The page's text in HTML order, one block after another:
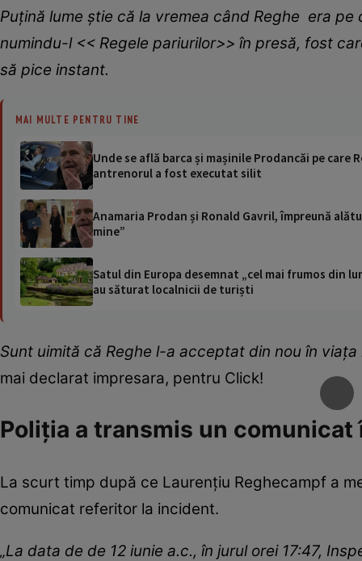
Puțină lume știe că la vremea când Reghe era
numindu-l << Regele pariurilor>> în presă, fost
să pice instant.
MAI MULTE PENTRU TINE
Unde se află barca și mașinile Prodancăi pe care
antrenorul a fost executat silit
Anamaria Prodan și Ronald Gavril, împreună
mine”
Satul din Europa desemnat „cel mai frumos din
au săturat localnicii de turiști
Sunt uimită că Reghe l-a acceptat din nou în
mai declarat impresara, pentru Click!
Poliția a transmis un
La scurt timp după ce Laurențiu Reghecampf a
comunicat referitor la incident.
„La data de de 12 iunie a.c., în jurul orei 17:47,